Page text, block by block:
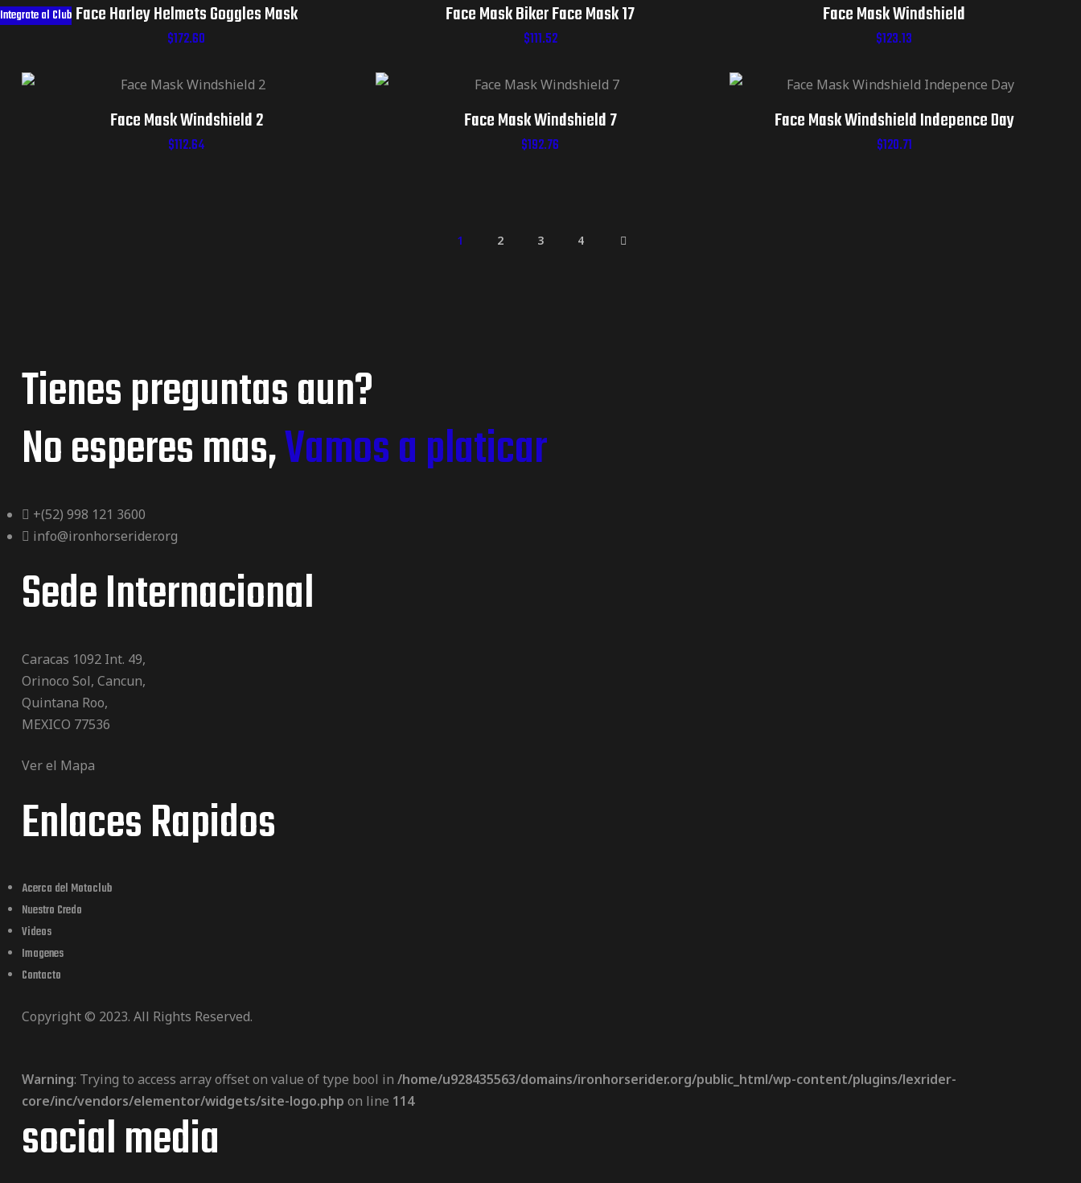
Integrate al Club Face Harley Helmets Goggles Mask
$172.60
Face Mask Biker Face Mask 17
$111.52
Face Mask Windshield
$123.13
Face Mask Windshield 2
$112.64
Face Mask Windshield 7
$192.76
Face Mask Windshield Indepence Day
$120.71
1 2 3 4
Tienes preguntas aun?
No esperes mas,Vamos a platicar
+(52) 998 121 3600
info@ironhorserider.org
Sede Internacional
Caracas 1092 Int. 49,
Orinoco Sol, Cancun,
Quintana Roo,
MEXICO 77536
Ver el Mapa
Enlaces Rapidos
Acerca del Motoclub
Nuestro Credo
Videos
Imagenes
Contacto
Copyright © 2023. All Rights Reserved.
Warning: Trying to access array offset on value of type bool in /home/u928435563/domains/ironhorserider.org/public_html/wp-content/plugins/lexrider-
core/inc/vendors/elementor/widgets/site-logo.php on line 114
social media